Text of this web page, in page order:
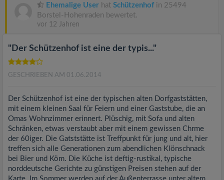
Ehemalige User hat Schützenhof in 25494
Borstel-Hohenraden bewertet.
vor 12 Jahren
"Der Schützenhof ist eine der typis..."
GESCHRIEBEN AM 01.06.2014
Der Schützenhof ist eine der typischen alten Dorfgaststätten,
mit einem kleinen Saal für Feiern und einer Gaststube, die an
Omas Wohnzimmer erinnert. Plüschig, mit Sofa und alten
Schränken, etwas verstaubt aber mit einem gewissen Chrme
der 60iger. Die Gatststätte ist Treffpunkt für jung und alt, hier
treffen sich alle Generationen zum abendlichen Klönschnack
bei Bier und Köm. Die Küche ist deftig-rustikal, typische
norddeutsche Gerichte zu günstigen Preisen stehen auf der